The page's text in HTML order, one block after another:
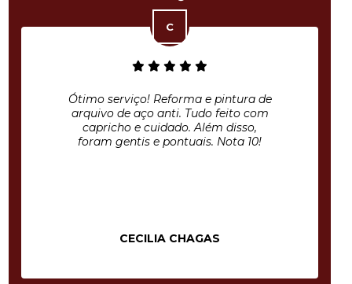
Ótimo serviço! Reforma e pintura de
arquivo de aço anti. Tudo feito com
capricho e cuidado. Além disso,
foram gentis e pontuais. Nota 10!
CECILIA CHAGAS